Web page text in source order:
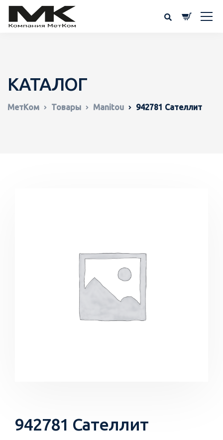
КАТАЛОГ
МетКом Товары Manitou 942781 Сателлит
942781 Сателлит